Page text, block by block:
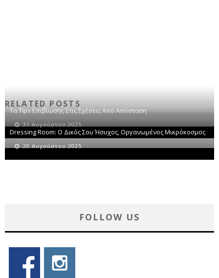
RELATED POSTS
Τα Tips Επιβίωσης Στις Σχέσεις Από Απόσταση
31 Αυγούστου 2025
Dressing Room: Ο Δικός Σου Ήσυχος, Οργανωμένος Μικρόκοσμος
20 Αυγούστου 2025
FOLLOW US